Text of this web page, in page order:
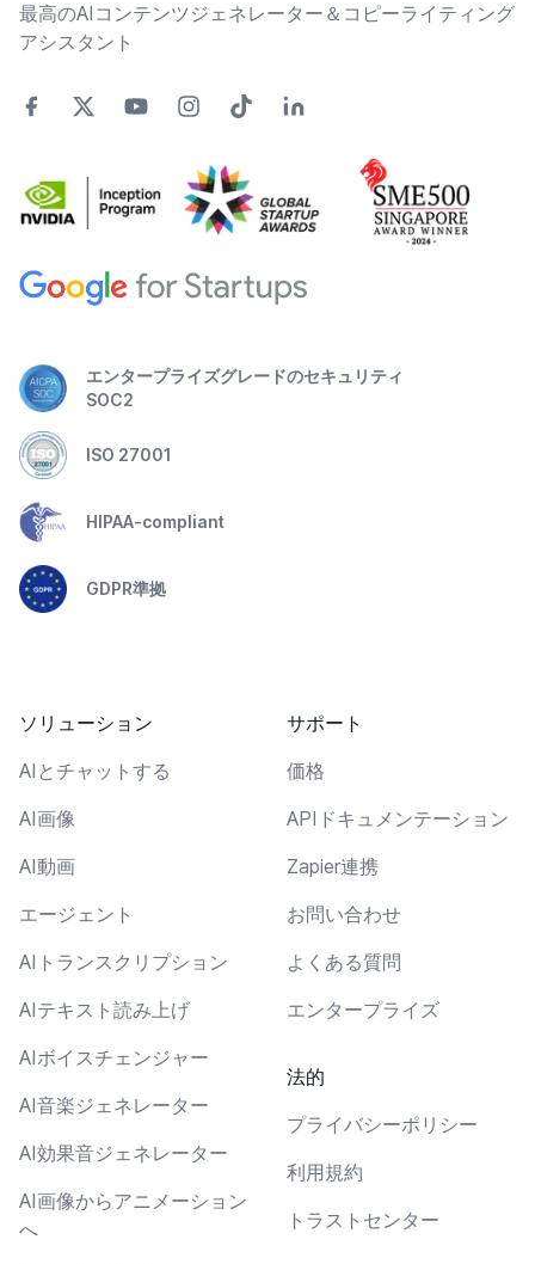
最高のAIコンテンツジェネレーター＆コピーライティング
アシスタント
エンタープライズグレードのセキュリティ
SOC2
ISO 27001
HIPAA-compliant
GDPR準拠
ソリューション
AIとチャットする
AI画像
AI動画
エージェント
AIトランスクリプション
AIテキスト読み上げ
AIボイスチェンジャー
AI音楽ジェネレーター
AI効果音ジェネレーター
AI画像からアニメーション
へ
サポート
価格
APIドキュメンテーション
Zapier連携
お問い合わせ
よくある質問
エンタープライズ
法的
プライバシーポリシー
利用規約
トラストセンター